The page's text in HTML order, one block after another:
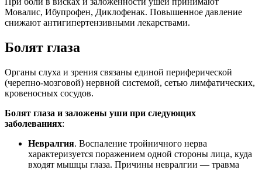
Мовалис, Ибупрофен, Диклофенак. Повышенное давление
снижают антигипертензивными лекарствами.
Болят глаза
Органы слуха и зрения связаны единой периферической
(черепно-мозговой) нервной системой, сетью лимфатических,
кровеносных сосудов.
Болят глаза и заложены уши при следующих
заболеваниях:
Невралгия. Воспаление тройничного нерва
характеризуется поражением одной стороны лица, куда
входят мышцы глаза. Причины невралгии — травма